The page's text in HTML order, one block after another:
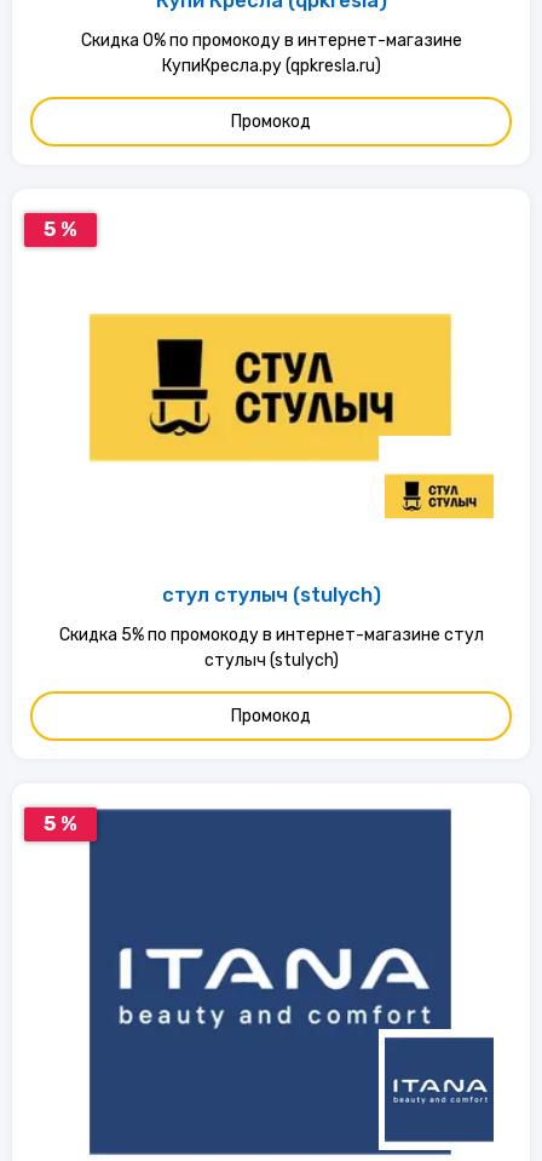
Скидка 0% по промокоду в интернет-магазине
КупиКресла.ру (qpkresla.ru)
Промокод
5 %
стул стулыч (stulych)
Скидка 5% по промокоду в интернет-магазине стул
стулыч (stulych)
Промокод
5 %